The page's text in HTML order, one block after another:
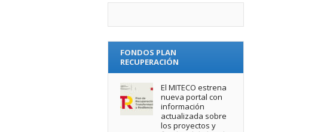
FONDOS PLAN
RECUPERACIÓN
El MITECO estrena
nueva portal con
información
actualizada sobre
los proyectos y